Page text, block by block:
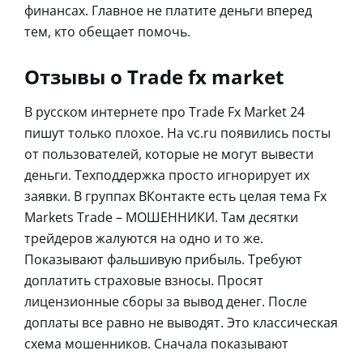
финансах. Главное не платите деньги вперед
тем, кто обещает помочь.
Отзывы о Trade fx market
В русском интернете про Trade Fx Market 24
пишут только плохое. На vc.ru появились посты
от пользователей, которые не могут вывести
деньги. Техподдержка просто игнорирует их
заявки. В группах ВКонтакте есть целая тема Fx
Markets Trade – МОШЕННИКИ. Там десятки
трейдеров жалуются на одно и то же.
Показывают фальшивую прибыль. Требуют
доплатить страховые взносы. Просят
лицензионные сборы за вывод денег. После
доплаты все равно не выводят. Это классическая
схема мошенников. Сначала показывают